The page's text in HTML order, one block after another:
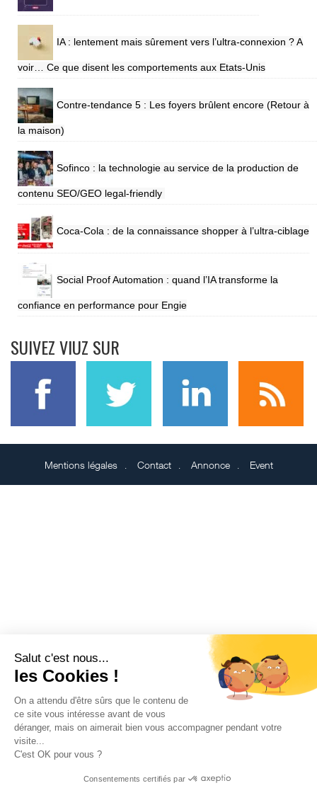
Salut c'est nous...
les Cookies !
On a attendu d'être sûrs que le contenu de
ce site vous intéresse avant de vous
déranger, mais on aimerait bien vous accompagner pendant votre
visite...
C'est OK pour vous ?
Consentements certifiés par
IA : lentement mais sûrement vers l’ultra-connexion ? A
voir… Ce que disent les comportements aux Etats-Unis
Contre-tendance 5 : Les foyers brûlent encore (Retour à
la maison)
Sofinco : la technologie au service de la production de
contenu SEO/GEO legal-friendly
Coca-Cola : de la connaissance shopper à l’ultra-ciblage
Social Proof Automation : quand l’IA transforme la
confiance en performance pour Engie
SUIVEZ VIUZ SUR
Mentions légales Contact Annonce Event